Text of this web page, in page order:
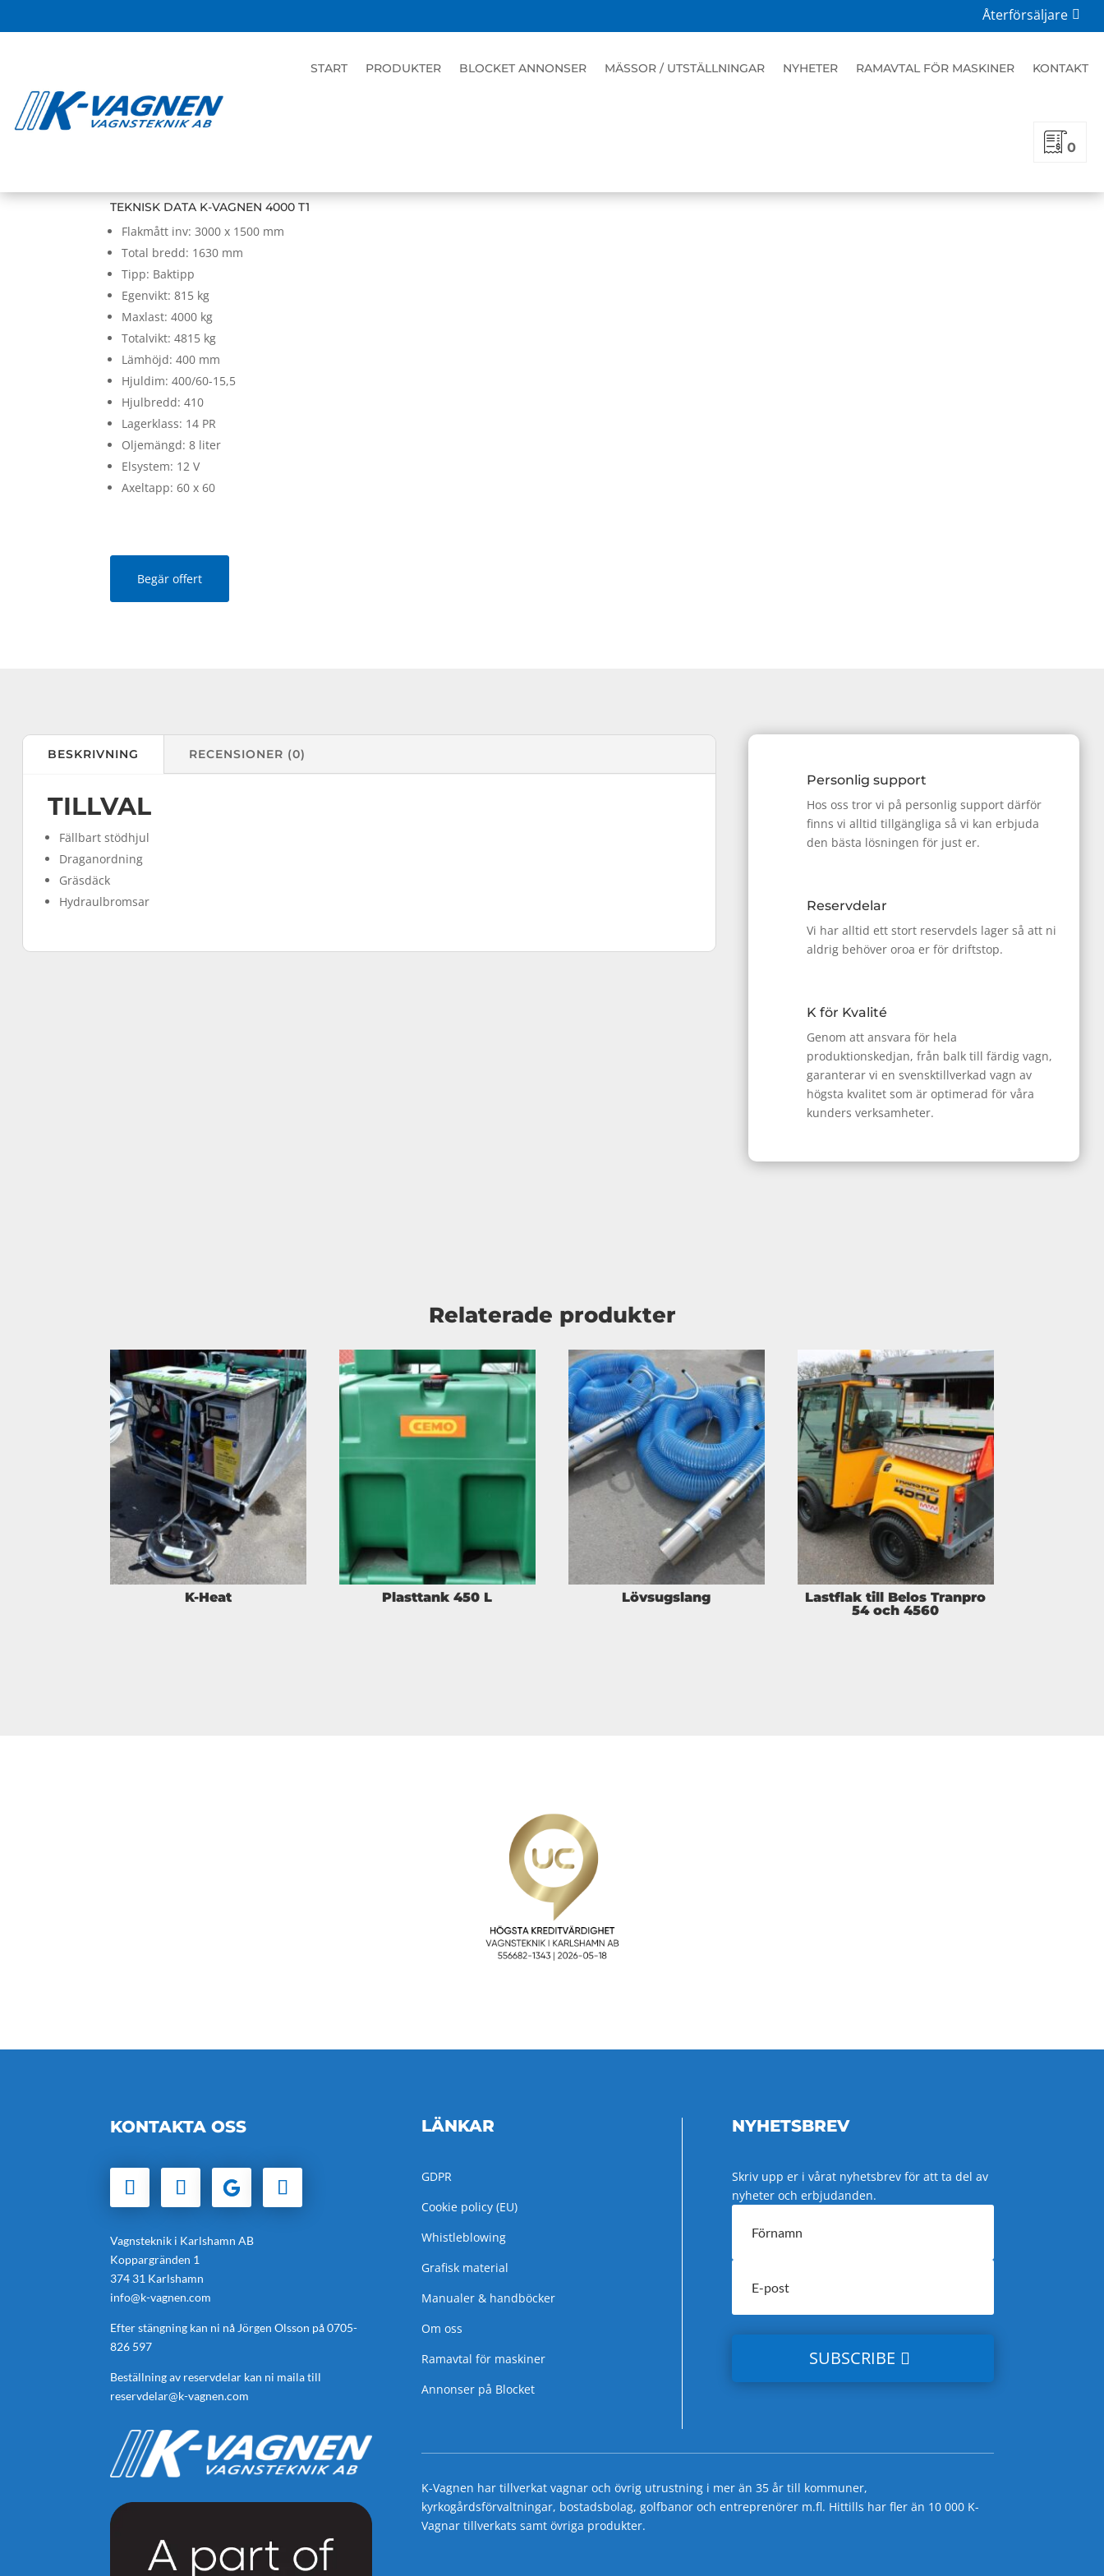
Återförsäljare
START PRODUKTER BLOCKET ANNONSER MÄSSOR / UTSTÄLLNINGAR NYHETER RAMAVTAL FÖR MASKINER KONTAKT
0
UNCATEGORIZED| K-VAGNEN 4000 T1
TEKNISK DATA K-VAGNEN 4000 T1
Flakmått inv: 3000 x 1500 mm
Total bredd: 1630 mm
Tipp: Baktipp
Egenvikt: 815 kg
Maxlast: 4000 kg
Totalvikt: 4815 kg
Lämhöjd: 400 mm
Hjuldim: 400/60-15,5
Hjulbredd: 410
Lagerklass: 14 PR
Oljemängd: 8 liter
Elsystem: 12 V
Axeltapp: 60 x 60
Begär offert
BESKRIVNING RECENSIONER (0)
TILLVAL
Fällbart stödhjul
Draganordning
Gräsdäck
Hydraulbromsar
Personlig support
Hos oss tror vi på personlig support därför
finns vi alltid tillgängliga så vi kan erbjuda
den bästa lösningen för just er.
Reservdelar
Vi har alltid ett stort reservdels lager så att ni
aldrig behöver oroa er för driftstop.
K för Kvalité
Genom att ansvara för hela
produktionskedjan, från balk till färdig vagn,
garanterar vi en svensktillverkad vagn av
högsta kvalitet som är optimerad för våra
kunders verksamheter.
Relaterade produkter
K-Heat Plasttank 450 L Lövsugslang
Lastflak till Belos Tranpro
54 och 4560
KONTAKTA OSS
Vagnsteknik i Karlshamn AB
Koppargränden 1
374 31 Karlshamn
info@k-vagnen.com
Efter stängning kan ni nå Jörgen Olsson på0705-
826 597
Beställning av reservdelar kan ni maila till
reservdelar@k-vagnen.com
LÄNKAR
GDPR
Cookie policy (EU)
Whistleblowing
Grafisk material
Manualer & handböcker
Om oss
Ramavtal för maskiner
Annonser på Blocket
NYHETSBREV
Skriv upp er i vårat nyhetsbrev för att ta del av
nyheter och erbjudanden.
SUBSCRIBE
K-Vagnen har tillverkat vagnar och övrig utrustning i mer än 35 år till kommuner,
kyrkogårdsförvaltningar, bostadsbolag, golfbanor och entreprenörer m.fl. Hittills har fler än 10 000 K-
Vagnar tillverkats samt övriga produkter.